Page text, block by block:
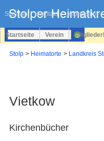
Sitemap Kontakt Impressum
überspringen
Startseite Verein
Stolp Heimatorte Landkreis
Vietkow
Kirchenbücher